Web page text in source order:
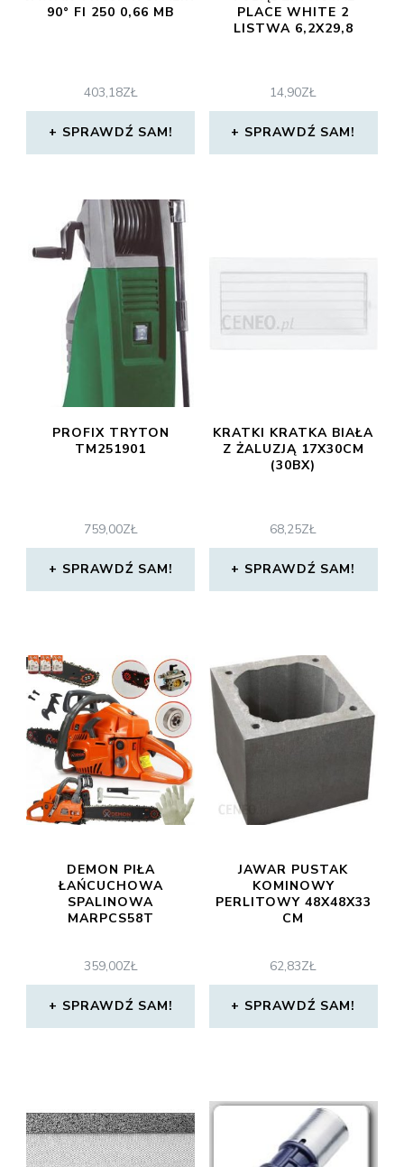
90° FI 250 0,66 MB
403,18ZŁ
SPRAWDŹ SAM!
PLACE WHITE 2
LISTWA 6,2X29,8
14,90ZŁ
SPRAWDŹ SAM!
PROFIX TRYTON
TM251901
759,00ZŁ
SPRAWDŹ SAM!
KRATKI KRATKA BIAŁA
Z ŻALUZJĄ 17X30CM
(30BX)
68,25ZŁ
SPRAWDŹ SAM!
DEMON PIŁA
ŁAŃCUCHOWA
SPALINOWA
MARPCS58T
359,00ZŁ
SPRAWDŹ SAM!
JAWAR PUSTAK
KOMINOWY
PERLITOWY 48X48X33
CM
62,83ZŁ
SPRAWDŹ SAM!